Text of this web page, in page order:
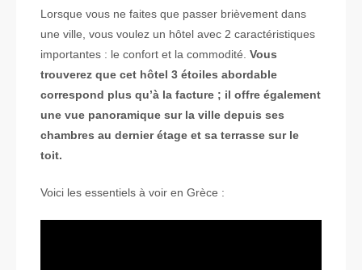
Lorsque vous ne faites que passer brièvement dans
une ville, vous voulez un hôtel avec 2 caractéristiques
importantes : le confort et la commodité. Vous
trouverez que cet hôtel 3 étoiles abordable
correspond plus qu’à la facture ; il offre également
une vue panoramique sur la ville depuis ses
chambres au dernier étage et sa terrasse sur le
toit.
Voici les essentiels à voir en Grèce :